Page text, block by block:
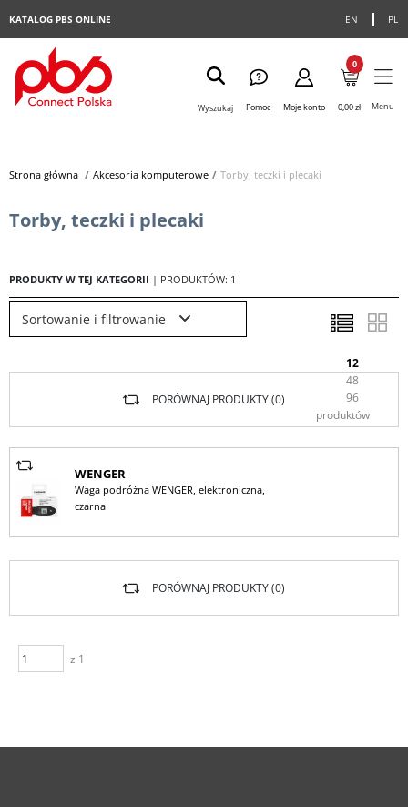
EN PL
KATALOG PBS ONLINE
Wyszukaj Pomoc Moje konto
0
0,00 zł Menu
Strona główna> Akcesoria komputerowe> Torby, teczki i plecaki
Torby, teczki i plecaki
PRODUKTY W TEJ KATEGORII | PRODUKTÓW: 1
Sortowanie i filtrowanie
12
48
96
produktów
PORÓWNAJ PRODUKTY (0)
WENGER
Waga podróżna WENGER, elektroniczna,
czarna
z 1
PORÓWNAJ PRODUKTY (0)